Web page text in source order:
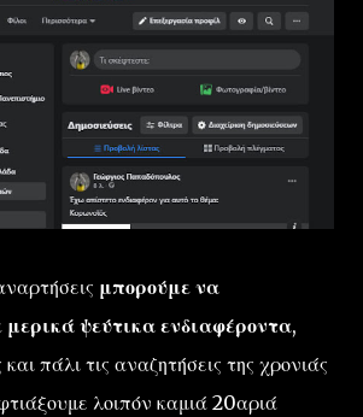
μπορούμε να
μερικά ψεύτικα ενδιαφέροντα,
πάλι τις αναζητήσεις της χρονιάς
λοιπόν καμιά 20αριά